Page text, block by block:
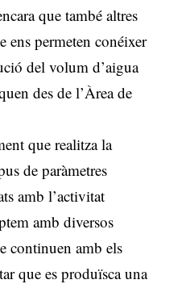
que també altres
ens permeten conéixer
del volum d’aigua
des de l’Àrea de
que realitza la
de paràmetres
amb l’activitat
amb diversos
continuen amb els
que es produïsca una